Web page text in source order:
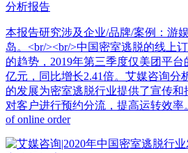
分析报告
本报告研究涉及企业/品牌/案例：游
岛。<br/><br/>中国密室逃脱的线上
的趋势，2019年第三季度仅美团平
亿元，同比增长2.41倍。艾媒咨询分
的发展为密室逃脱行业提供了宣传
对客户进行预约分流，提高运转效率
of online order